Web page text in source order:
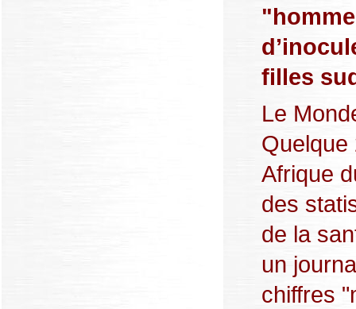
filles
Le
Quelque
Afrique
des
de la
un
chiffres